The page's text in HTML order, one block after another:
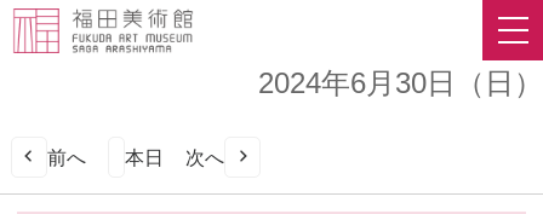
2024年6月30日（日）
前へ 本日 次へ